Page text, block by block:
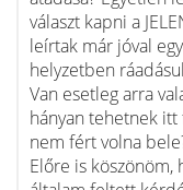
választ kapni a
leírtak már jóval
helyzetben
Van esetleg arra
hányan tehetnek
nem fért volna
Előre is köszönöm,